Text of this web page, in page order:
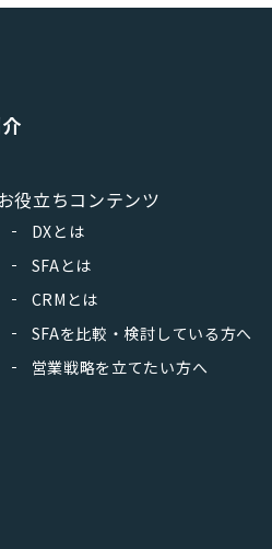
役立ちコンテンツ
DXとは
SFAとは
CRMとは
SFAを比較・検討している方へ
営業戦略を立てたい方へ